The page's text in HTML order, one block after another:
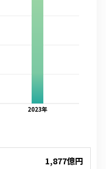
2023年
1,877億円